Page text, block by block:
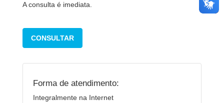
A consulta é imediata.
CONSULTAR
Forma de atendimento:
Integralmente na Internet